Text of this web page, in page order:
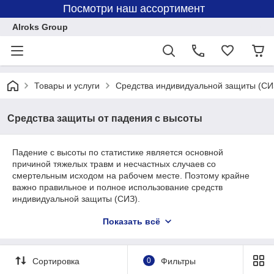
Посмотри наш ассортимент
Alroks Group
Товары и услуги Средства индивидуальной защиты
Средства защиты от падения с высоты
Падение с высоты по статистике является основной
причиной тяжелых травм и несчастных случаев со
смертельным исходом на рабочем месте. Поэтому крайне
важно правильное и полное использование средств
индивидуальной защиты (СИЗ).
приспособления, которые либо не допускают падение
В данной статье мы рассмотрим существующие
Показать всё
Сортировка 0 Фильтры